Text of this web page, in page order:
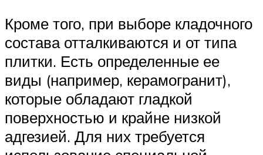
Кроме того, при выборе кладочного
состава отталкиваются и от типа
плитки. Есть определенные ее
виды (например, керамогранит),
которые обладают гладкой
поверхностью и крайне низкой
адгезией. Для них требуется